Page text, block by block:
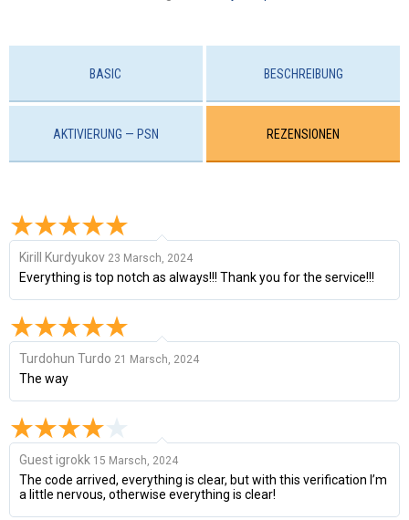
BASIC BESCHREIBUNG
AKTIVIERUNG — PSN REZENSIONEN
Kirill Kurdyukov 23 Marsch, 2024
Everything is top notch as always!!! Thank you for the service!!!
Turdohun Turdo 21 Marsch, 2024
The way
Guest igrokk 15 Marsch, 2024
The code arrived, everything is clear, but with this verification I’m
a little nervous, otherwise everything is clear!